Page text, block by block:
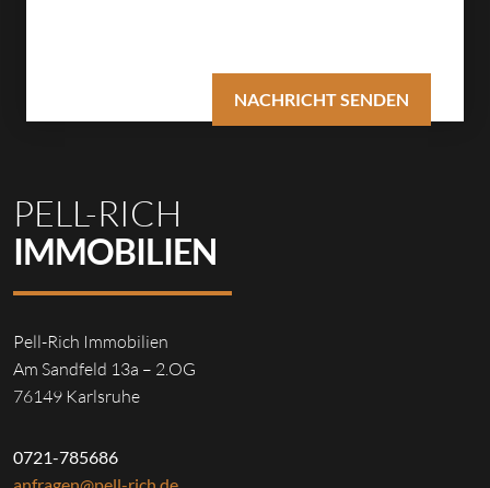
PELL-RICH
IMMOBILIEN
Pell-Rich Immobilien
Am Sandfeld 13a – 2.OG
76149 Karlsruhe
0721-785686